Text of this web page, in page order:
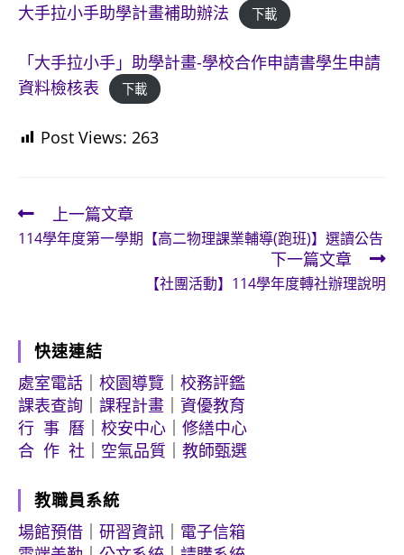
大手拉小手助學計畫補助辦法
下載
「大手拉小手」助學計畫-學校合作申請書學生申請
資料檢核表
下載
Post Views: 263
Read
more
上一篇文章
114學年度第一學期【高二物理課業輔導(跑班)】選讀公告
下一篇文章
【社團活動】114學年度轉社辦理說明
快速連結
處室電話
校園導覽
校務評鑑
課表查詢
課程計畫
資優教育
行 事 曆
校安中心
修繕中心
合 作 社
空氣品質 教師甄選
教職員系統
場館預借
研習資訊
電子信箱